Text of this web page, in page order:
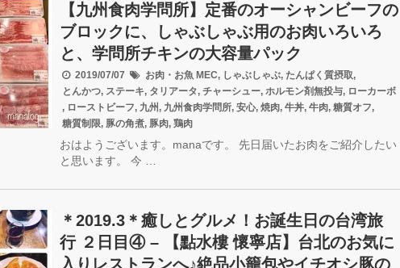
【九州食肉学問所】定番のオーシャンビーフの
ブロックに、しゃぶしゃぶ用のお肉いろいろ
と、学問所チキンの大容量パック
2019/07/07 お肉・お魚 MEC, しゃぶしゃぶ, たんぱく質摂取,
とんかつ, ステーキ, タリアータ, チャーシュー, ホルモン剤無投与, ローカーボ
, ローストビーフ, 九州 , 九州食肉学問所, 安心, 焼肉, 牛丼, 牛肉, 糖質オフ,
糖質制限, 豚の角煮, 豚肉, 鶏肉
おはようございます。manaです。 先日届いたお肉をご紹介したい
と思います。 今 …
＊2019.3＊癒しとグルメ！お誕生日の台湾旅
行 ２日目④ – 【點水樓 懷寧店】台北のお気に
入りレストランへ♪絶品小籠包やイチオシ豚の